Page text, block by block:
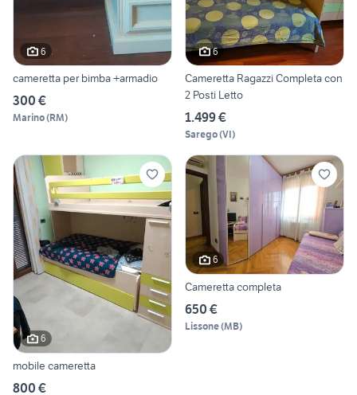
6
cameretta per bimba +armadio
300 €
Marino(RM)
6
Cameretta Ragazzi Completa con
2 Posti Letto
1.499 €
Sarego(VI)
6
mobile cameretta
800 €
6
Cameretta completa
650 €
Lissone(MB)